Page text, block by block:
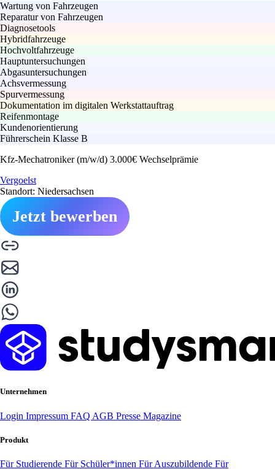
Wartung von Fahrzeugen
Reparatur von Fahrzeugen
Diagnosetools
Hybridfahrzeuge
Hochvoltfahrzeuge
Hauptuntersuchungen
Abgasuntersuchungen
Achsvermessung
Spurvermessung
Dokumentation im digitalen Werkstattauftrag
Reifenmontage
Kundenorientierung
Führerschein Klasse B
Kfz-Mechatroniker (m/w/d) 3.000€ Wechselprämie
Vergoelst
Standort: Niedersachsen
Jetzt bewerben
Unternehmen
Login Impressum FAQ AGB Presse Magazine
Produkt
Für Studierende Für Schüler*innen Für Auszubildende Für